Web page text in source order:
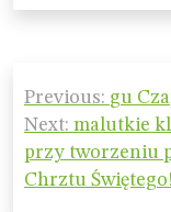
Nawigacja
wpisu
Previous: gu
Next: malutkie
przy tworzeniu
Chrztu